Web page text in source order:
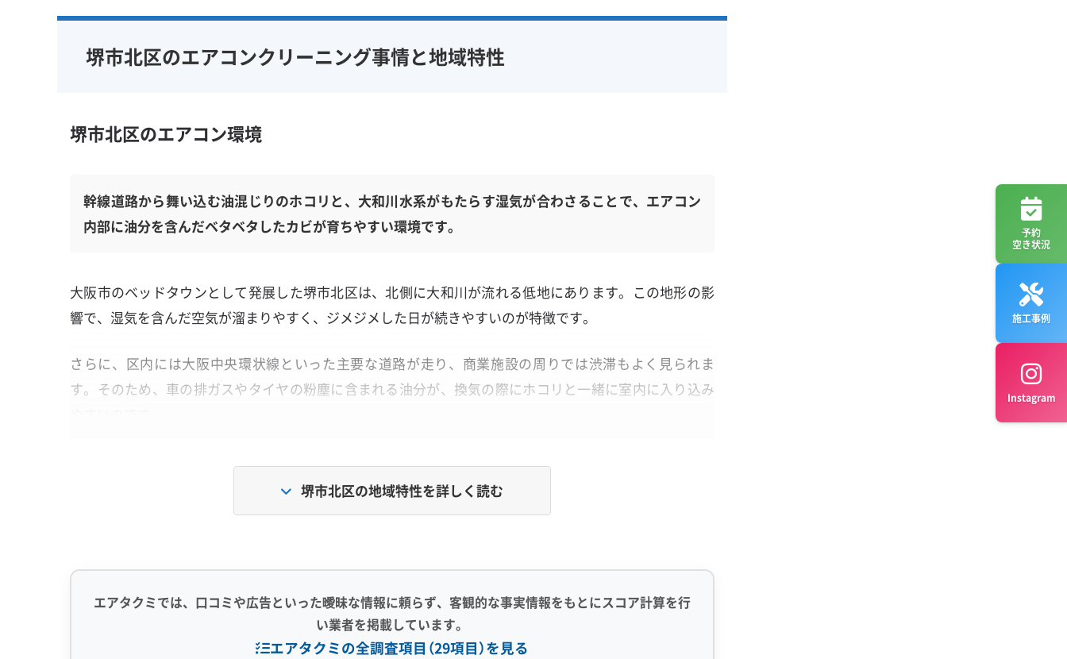
堺市北区のエアコンクリーニング事情と地域特性
堺市北区のエアコン環境
幹線道路から舞い込む油混じりのホコリと、大和川水系がもたらす湿気が合わさることで、エアコン
内部に油分を含んだベタベタしたカビが育ちやすい環境です。
大阪市のベッドタウンとして発展した堺市北区は、北側に大和川が流れる低地にあります。この地形の影
響で、湿気を含んだ空気が溜まりやすく、ジメジメした日が続きやすいのが特徴です。
さらに、区内には大阪中央環状線といった主要な道路が走り、商業施設の周りでは渋滞もよく見られま
す。そのため、車の排ガスやタイヤの粉塵に含まれる油分が、換気の際にホコリと一緒に室内に入り込み
エアコン内部で発生した結露水が、排ガスなどに含まれる油分を粘着シートのように捕まえ、それを
栄養にしてカビが繁殖し、簡単には落ちないヌルヌルした膜を作るからです。
堺市北区の地域特性を詳しく読む
エアタクミでは、口コミや広告といった曖昧な情報に頼らず、客観的な事実情報をもとにスコア計算を行
い業者を掲載しています。
エアタクミの全調査項目（29項目）を見る
予約
空き状況
施工事例
Instagram